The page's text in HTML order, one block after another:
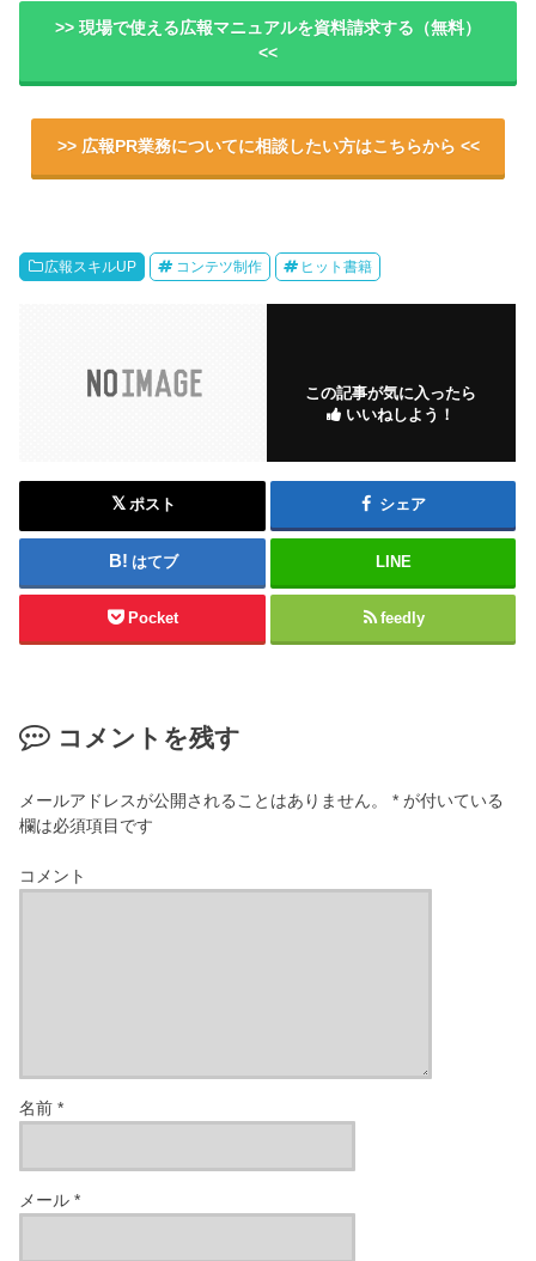
>> 現場で使える広報マニュアルを資料請求する（無料）
<<
>> 広報PR業務についてに相談したい方はこちらから <<
広報スキルUP コンテツ制作 ヒット書籍
この記事が気に入ったら
いいねしよう！
ポスト シェア
はてブ LINE
Pocket feedly
コメントを残す
メールアドレスが公開されることはありません。 * が付いている
欄は必須項目です
コメント
名前*
メール*